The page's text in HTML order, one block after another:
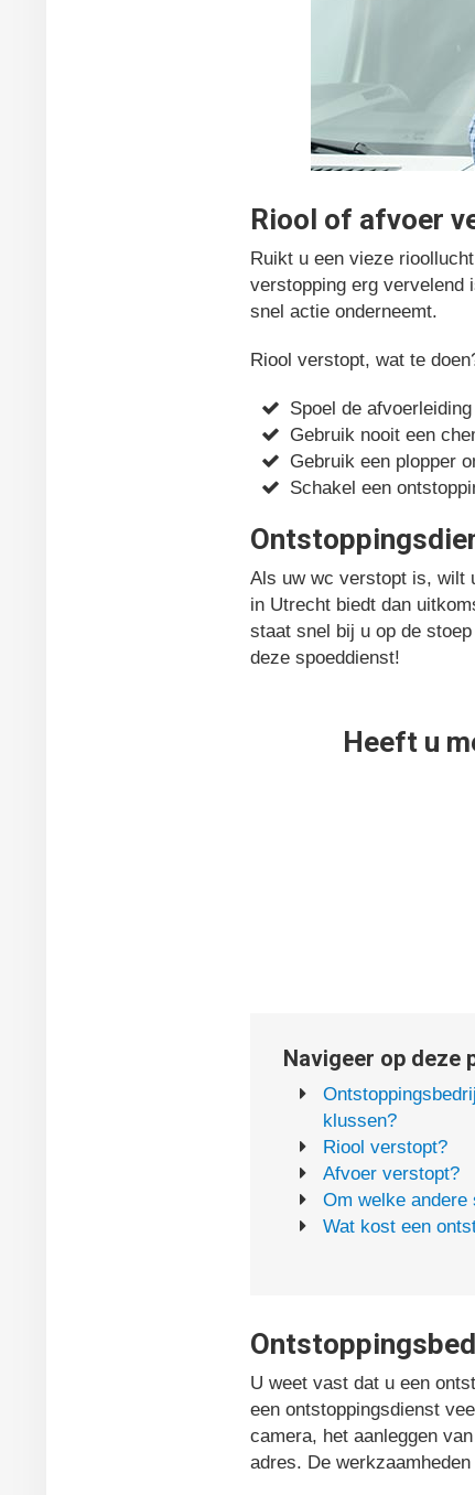
Riool of afvoer
Ruikt u een vieze
verstopping erg vervelend
snel actie onderneemt.
Riool verstopt, wat te
Spoel de
Gebruik nooit een
Gebruik een plopper
Schakel een
Als uw wc verstopt is, wilt
in Utrecht biedt dan
staat snel bij u op de
deze spoeddienst!
Heeft u
Navigeer op deze
klussen?
Riool verstopt?
Afvoer verstopt?
Om welke
Wat kost een
U weet vast dat u een
een ontstoppingsdienst
camera, het aanleggen
adres. De